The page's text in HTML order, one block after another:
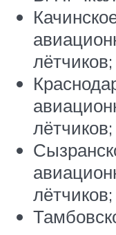
лётчиков‎;
лётчиков‎;
лётчиков‎;